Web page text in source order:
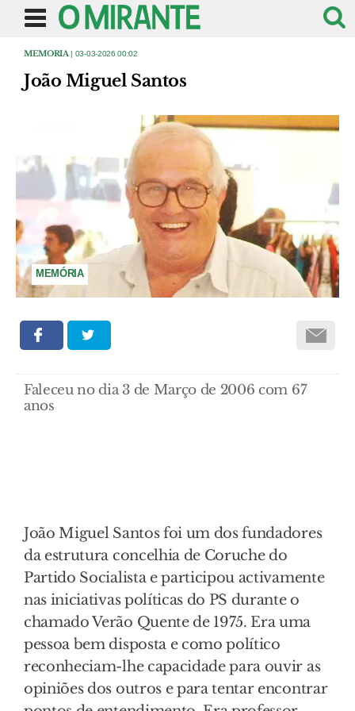
MEMORIA | 03-03-2026 00:02
João Miguel Santos
MEMÓRIA
Faleceu no dia 3 de Março de 2006 com 67
anos
João Miguel Santos foi um dos fundadores
da estrutura concelhia de Coruche do
Partido Socialista e participou activamente
nas iniciativas políticas do PS durante o
chamado Verão Quente de 1975. Era uma
pessoa bem disposta e como político
reconheciam-lhe capacidade para ouvir as
opiniões dos outros e para tentar encontrar